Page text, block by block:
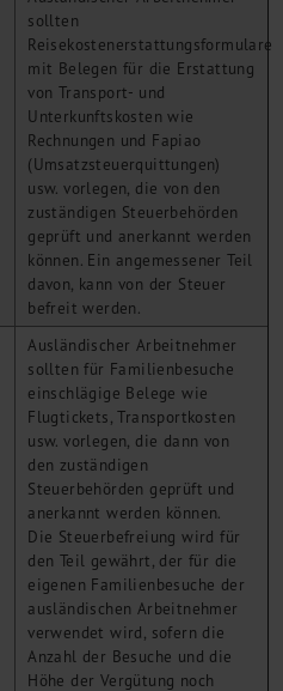
sollten
Reisekostenerstattungsformulare
mit Belegen für die Erstattung
von Transport- und
Unterkunftskosten wie
Rechnungen und Fapiao
(Umsatzsteuerquittungen)
usw. vorlegen, die von den
zuständigen Steuerbehörden
geprüft und anerkannt werden
können. Ein angemessener Teil
davon, kann von der Steuer
befreit werden.
Ausländischer Arbeitnehmer
sollten für Familienbesuche
einschlägige Belege wie
Flugtickets, Transportkosten
usw. vorlegen, die dann von
den zuständigen
Steuerbehörden geprüft und
anerkannt werden können.
Die Steuerbefreiung wird für
den Teil gewährt, der für die
eigenen Familienbesuche der
ausländischen Arbeitnehmer
verwendet wird, sofern die
Anzahl der Besuche und die
Höhe der Vergütung noch